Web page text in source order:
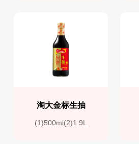
淘大金标生抽
(1)500ml(2)1.9L